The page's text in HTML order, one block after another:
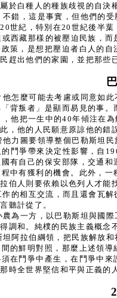
於白種人的種族歧視的自決
錯，這是事實，但他們的
世紀，特別在20世紀後半
西藏那樣的被壓迫民族，
策，是想把壓迫者白人的
趕出他們的家園，並把那
怎麼可能去考慮或同意如
背叛者」是顯而易見的事
他把一生中的40年傾注在
，他的人民願意原諒他的錯
力圖要領導整個巴勒斯坦
鬥爭帶來決定性影響，自
有自己的保安部隊，交通
中有獲利的機會。此外，
伯人則要依賴以色列人才能
的相互交流，而且還會瓦
聽計從了。
為一方，以巴勒斯坦與國
調和。純樸的民族主義概
阿拉伯綱領，把民族解放
的鮮明對照，那麼上述領
在鬥爭中產生，在鬥爭中
時全世界堅信和平與正義